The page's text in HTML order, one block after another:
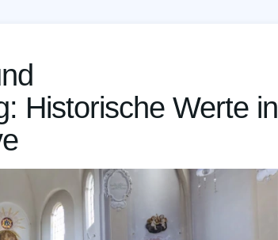
Historische Werte in